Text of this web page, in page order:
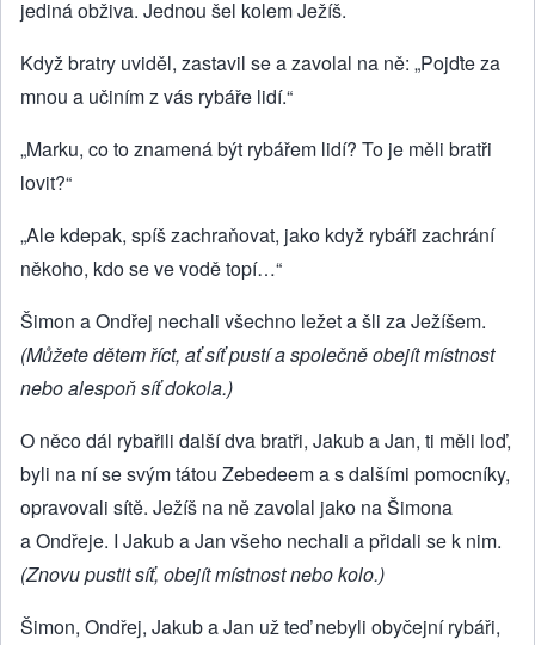
jediná obživa. Jednou šel kolem Ježíš.
Když bratry uviděl, zastavil se a zavolal na ně: „Pojďte za
mnou a učiním z vás rybáře lidí.“
„Marku, co to znamená být rybářem lidí? To je měli bratři
lovit?“
„Ale kdepak, spíš zachraňovat, jako když rybáři zachrání
někoho, kdo se ve vodě topí…“
Šimon a Ondřej nechali všechno ležet a šli za Ježíšem.
(Můžete dětem říct, ať síť pustí a společně obejít místnost
nebo alespoň síť dokola.)
O něco dál rybařili další dva bratři, Jakub a Jan, ti měli loď,
byli na ní se svým tátou Zebedeem a s dalšími pomocníky,
opravovali sítě. Ježíš na ně zavolal jako na Šimona
a Ondřeje. I Jakub a Jan všeho nechali a přidali se k nim.
(Znovu pustit síť, obejít místnost nebo kolo.)
Šimon, Ondřej, Jakub a Jan už teď nebyli obyčejní rybáři,